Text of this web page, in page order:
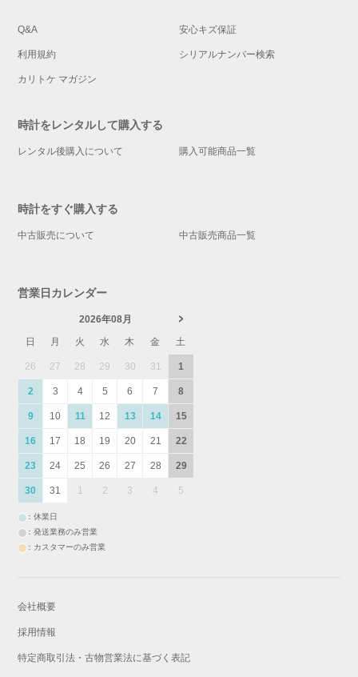
Q&A 安心キズ保証
利用規約 シリアルナンバー検索
カリトケ マガジン
時計をレンタルして購入する
レンタル後購入について 購入可能商品一覧
時計をすぐ購入する
中古販売について 中古販売商品一覧
営業日カレンダー
2026年08月
日
月 火 水 木 金 土
26 27 28 29 30 31 1
2 3 4 5 6 7 8
9 10 11 12 13 14 15
16 17 18 19 20 21 22
23 24 25 26 27 28 29
30 31 1 2 3 4 5
：休業日
：発送業務のみ営業
：カスタマーのみ営業
会社概要
採用情報
特定商取引法・古物営業法に基づく表記